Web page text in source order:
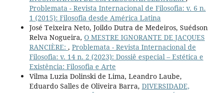
Problemata - Revista Internacional de Filosofia: v. 6 n.
1 (2015): Filosofia desde América Latina
José Teixeira Neto, Joildo Dutra de Medeiros, Suédson
Relva Nogueira, O MESTRE IGNORANTE DE JACQUES
RANCIÈRE: , Problemata - Revista Internacional de
Filosofia: v. 14 n. 2 (2023): Dossiê especial – Estética e
Existência: Filosofia e Arte
Vilma Luzia Dolinski de Lima, Leandro Laube,
Eduardo Salles de Oliveira Barra, DIVERSIDADE,